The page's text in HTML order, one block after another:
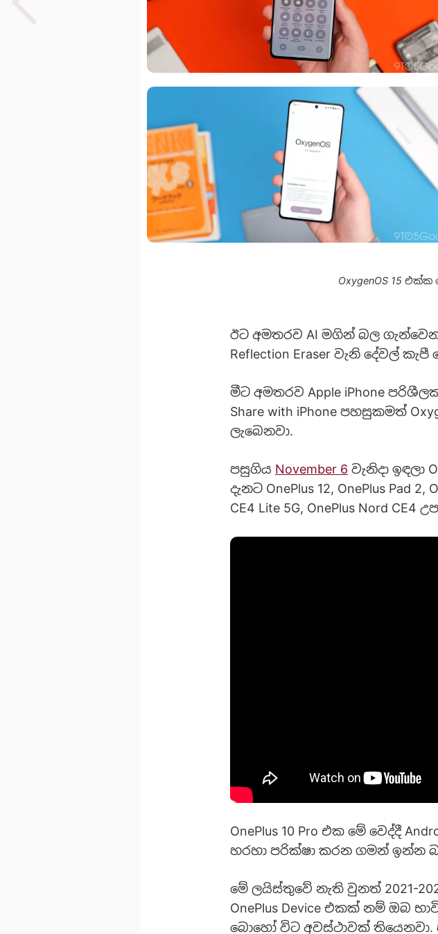
OxygenOS 15
ඊට අමතරව AI මගින් බල ගැන්වෙන AI
Reflection Eraser වැනි දේවල්
මීට අමතරව Apple iPhone
Share with iPhone පහසුකමත්
ලැබෙනවා.
පසුගිය November 6 වැනිදා ඉඳලා
දැනට OnePlus 12, OnePlus Pad 2,
CE4 Lite 5G, OnePlus Nord CE4
OnePlus 10 Pro එක මේ වෙද්දී
හරහා පරික්ෂා කරන ගමන් ඉන්න
මේ ලයිස්තුවේ නැති වුනත් 2021-
OnePlus Device එකක් නම් ඔබ
බොහෝ විට අවස්ථාවක්